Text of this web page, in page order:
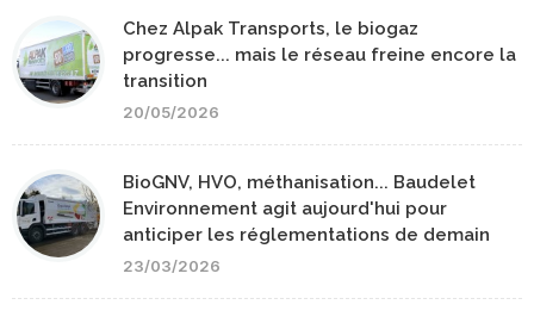
Chez Alpak Transports, le biogaz
progresse... mais le réseau freine encore la
transition
20/05/2026
BioGNV, HVO, méthanisation... Baudelet
Environnement agit aujourd'hui pour
anticiper les réglementations de demain
23/03/2026